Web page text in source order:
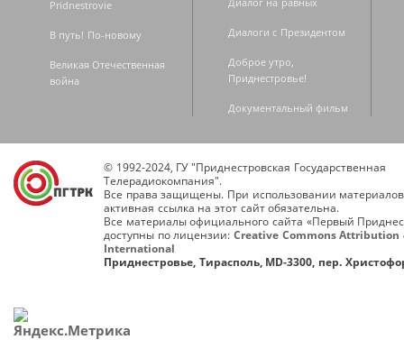
Pridnestrovie
В путь! По-новому
Великая Отечественная
война
Диалоги с Президентом
Доброе утро,
Приднестровье!
Документальный фильм
© 1992-2024, ГУ "Приднестровская Государственная
Телерадиокомпания".
Все права защищены. При использовании
активная ссылка на этот сайт обязательна.
Все материалы официального сайта «Первый
доступны по лицензии: Creative Commons Attribution
International
Приднестровье, Тирасполь, MD-3300, пер.